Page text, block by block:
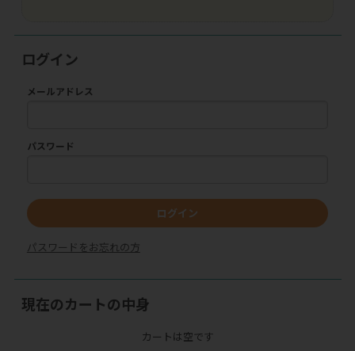
ログイン
メールアドレス
パスワード
ログイン
パスワードをお忘れの方
現在のカートの中身
カートは空です